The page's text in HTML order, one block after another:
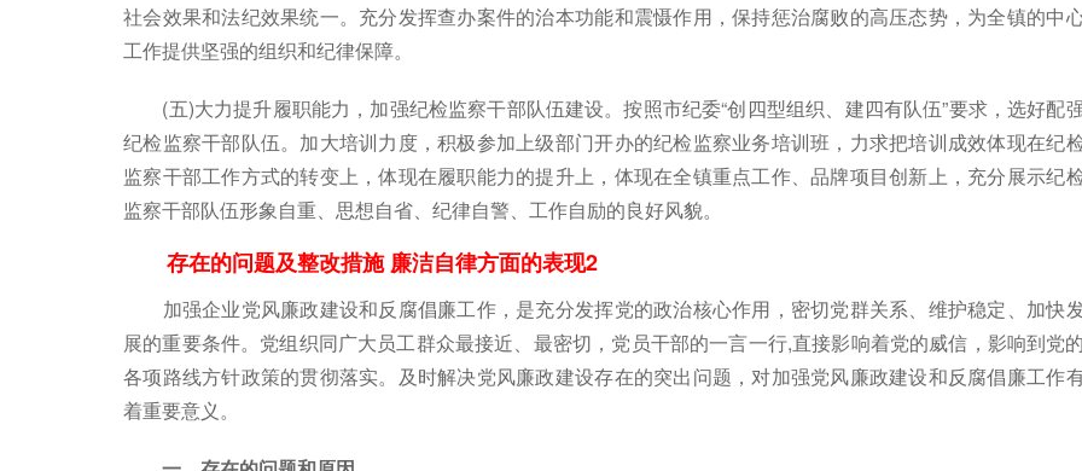
社会效果和法纪效果统一。充分发挥查办案件的治本功能和震慑作用，保持惩治腐败的高压态势，为全镇的中
工作提供坚强的组织和纪律保障。
(五)大力提升履职能力，加强纪检监察干部队伍建设。按照市纪委“创四型组织、建四有队伍”要求，选好配
纪检监察干部队伍。加大培训力度，积极参加上级部门开办的纪检监察业务培训班，力求把培训成效体现在纪
监察干部工作方式的转变上，体现在履职能力的提升上，体现在全镇重点工作、品牌项目创新上，充分展示纪
监察干部队伍形象自重、思想自省、纪律自警、工作自励的良好风貌。
存在的问题及整改措施 廉洁自律方面的表现2
加强企业党风廉政建设和反腐倡廉工作，是充分发挥党的政治核心作用，密切党群关系、维护稳定、加快
展的重要条件。党组织同广大员工群众最接近、最密切，党员干部的一言一行,直接影响着党的威信，影响到党的
各项路线方针政策的贯彻落实。及时解决党风廉政建设存在的突出问题，对加强党风廉政建设和反腐倡廉工作
着重要意义。